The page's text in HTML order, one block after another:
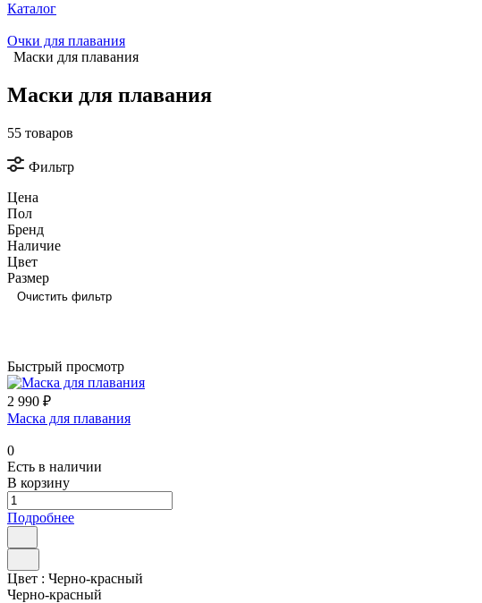
Каталог
Очки для плавания
Маски для плавания
Маски для плавания
55 товаров
Фильтр
Цена
Пол
Бренд
Наличие
Цвет
Размер
Очистить фильтр
Быстрый просмотр
2 990 ₽
Маска для плавания
0
Есть в наличии
В корзину
Подробнее
Цвет : Черно-красный
Черно-красный